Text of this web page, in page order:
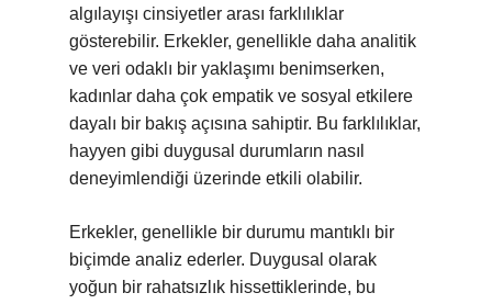
algılayışı cinsiyetler arası farklılıklar
gösterebilir. Erkekler, genellikle daha analitik
ve veri odaklı bir yaklaşımı benimserken,
kadınlar daha çok empatik ve sosyal etkilere
dayalı bir bakış açısına sahiptir. Bu farklılıklar,
hayyen gibi duygusal durumların nasıl
deneyimlendiği üzerinde etkili olabilir.
Erkekler, genellikle bir durumu mantıklı bir
biçimde analiz ederler. Duygusal olarak
yoğun bir rahatsızlık hissettiklerinde, bu